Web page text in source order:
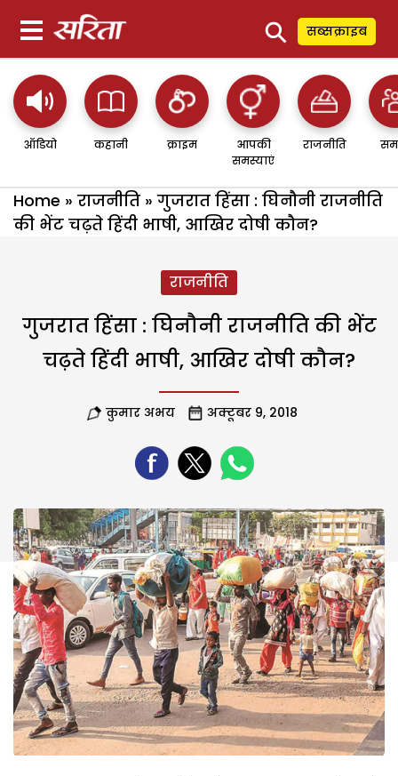
⚲ सब्सक्राइब
ऑडियो कहानी क्राइम
आपकी
समस्याएं
राजनीति
Home » राजनीति » गुजरात हिंसा : घिनौनी राजनीति
की भेंट चढ़ते हिंदी भाषी, आखिर दोषी कौन?
राजनीति
गुजरात हिंसा : घिनौनी राजनीति की भेंट
चढ़ते हिंदी भाषी, आखिर दोषी कौन?
कुमार अभय अक्टूबर 9, 2018